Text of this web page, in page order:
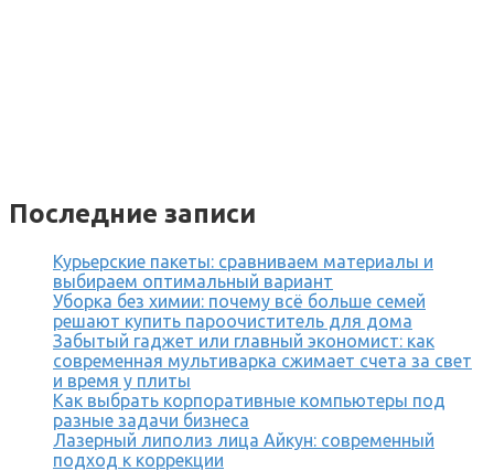
Последние записи
Курьерские пакеты: сравниваем материалы и
выбираем оптимальный вариант
Уборка без химии: почему всё больше семей
решают купить пароочиститель для дома
Забытый гаджет или главный экономист: как
современная мультиварка сжимает счета за свет
и время у плиты
Как выбрать корпоративные компьютеры под
разные задачи бизнеса
Лазерный липолиз лица Айкун: современный
подход к коррекции